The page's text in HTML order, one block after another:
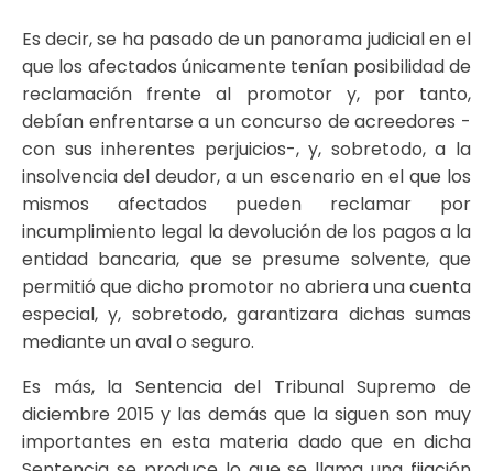
Es decir, se ha pasado de un panorama judicial en el
que los afectados únicamente tenían posibilidad de
reclamación frente al promotor y, por tanto,
debían enfrentarse a un concurso de acreedores -
con sus inherentes perjuicios-, y, sobretodo, a la
insolvencia del deudor, a un escenario en el que los
mismos afectados pueden reclamar por
incumplimiento legal la devolución de los pagos a la
entidad bancaria, que se presume solvente, que
permitió que dicho promotor no abriera una cuenta
especial, y, sobretodo, garantizara dichas sumas
mediante un aval o seguro.
Es más, la Sentencia del Tribunal Supremo de
diciembre 2015 y las demás que la siguen son muy
importantes en esta materia dado que en dicha